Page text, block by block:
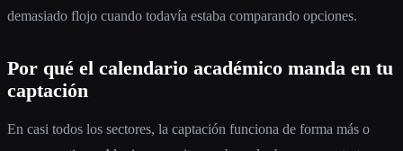
demasiado flojo cuando todavía estaba comparando opciones.
Por qué el calendario académico manda en tu
captación
En casi todos los sectores, la captación funciona de forma más o